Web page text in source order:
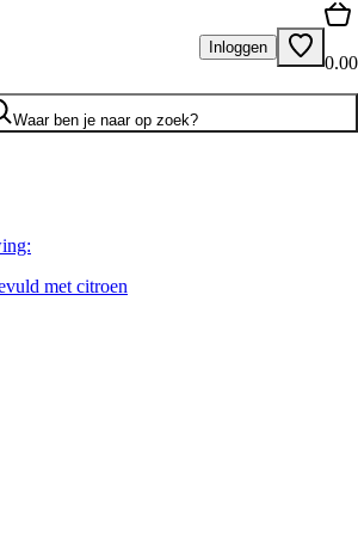
Inloggen
0.00
Waar ben je naar op zoek?
met citroen